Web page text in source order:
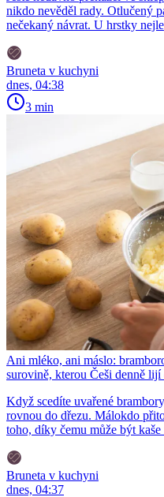
nikdo nevěděl rady. Otlučený
nečekaný návrat. U hrstky
Bruneta v kuchyni
dnes, 04:38
3 min
Ani mléko, ani máslo:
surovině, kterou Češi denně lijí
Když scedíte uvařené
rovnou do dřezu. Málokdo
toho, díky čemu může být
Bruneta v kuchyni
dnes, 04:37